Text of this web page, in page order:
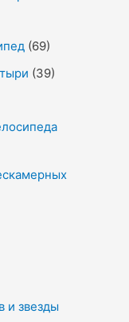
(69)
(39)
и звезды